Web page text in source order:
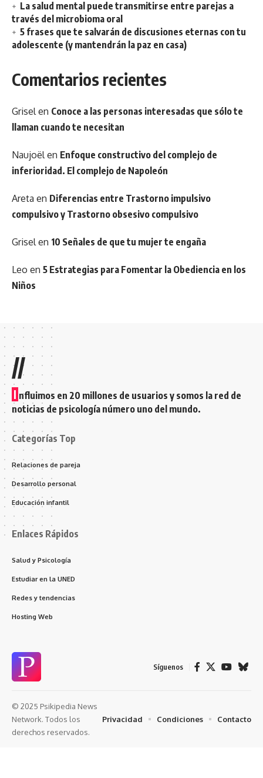
La salud mental puede transmitirse entre parejas a
través del microbioma oral
5 frases que te salvarán de discusiones eternas con tu
adolescente (y mantendrán la paz en casa)
Comentarios recientes
Griselen Conoce a las personas interesadas que sólo te
llaman cuando te necesitan
Naujoëlen Enfoque constructivo del complejo de
inferioridad. El complejo de Napoleón
Areta en Diferencias entre Trastorno impulsivo
compulsivo y Trastorno obsesivo compulsivo
Griselen 10 Señales de que tu mujer te engaña
Leo en 5 Estrategias para Fomentar la Obediencia en los
Niños
//
I nfluimos en 20 millones de usuarios y somos la red de
noticias de psicología número uno del mundo.
Categorías Top
Relaciones de pareja
Desarrollo personal
Educación infantil
Enlaces Rápidos
Salud y Psicología
Estudiar en la UNED
Redes y tendencias
Hosting Web
Síguenos
© 2025 Psikipedia News
Network. Todos los
derechos reservados.
Privacidad Condiciones Contacto